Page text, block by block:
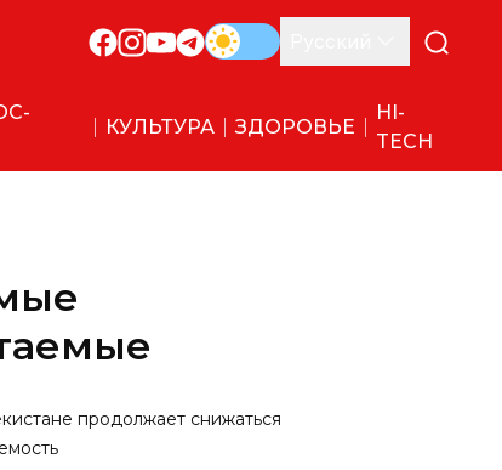
КУЛЬТУРА ЗДОРОВЬЕ
HI-
TECH
продолжает снижаться